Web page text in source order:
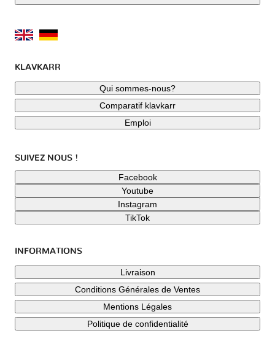
KLAVKARR
Qui sommes-nous?
Comparatif klavkarr
Emploi
SUIVEZ NOUS !
Facebook
Youtube
Instagram
TikTok
INFORMATIONS
Livraison
Conditions Générales de Ventes
Mentions Légales
Politique de confidentialité